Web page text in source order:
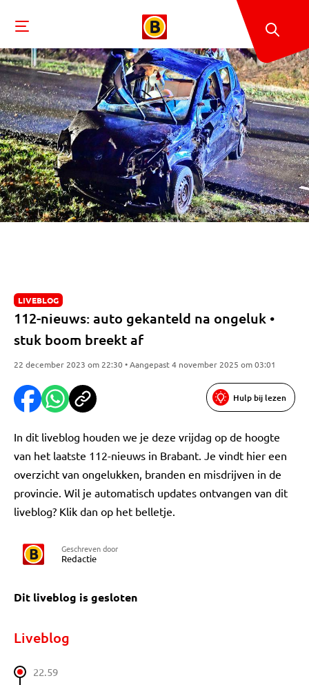
LIVEBLOG
112-nieuws: auto gekanteld na ongeluk •
stuk boom breekt af
22 december 2023 om 22:30 • Aangepast 4 november 2025 om 03:01
Hulp bij lezen
In dit liveblog houden we je deze vrijdag op de hoogte
van het laatste 112-nieuws in Brabant. Je vindt hier een
overzicht van ongelukken, branden en misdrijven in de
provincie. Wil je automatisch updates ontvangen van dit
liveblog? Klik dan op het belletje.
Geschreven door
Redactie
Dit liveblog is gesloten
Liveblog
22.59